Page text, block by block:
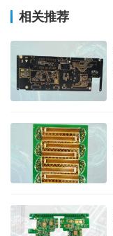
相关推荐